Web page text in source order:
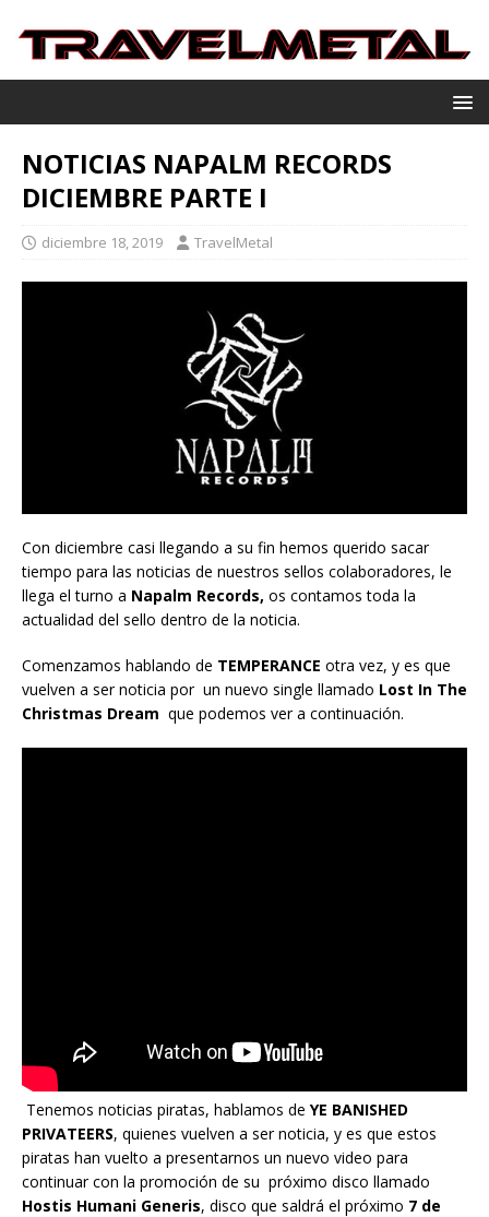
NOTICIAS NAPALM RECORDS
DICIEMBRE PARTE I
diciembre 18, 2019 TravelMetal
Con diciembre casi llegando a su fin hemos querido sacar
tiempo para las noticias de nuestros sellos colaboradores, le
llega el turno a Napalm Records, os contamos toda la
actualidad del sello dentro de la noticia.
Comenzamos hablando de TEMPERANCE otra vez, y es que
vuelven a ser noticia por un nuevo single llamado Lost In The
Christmas Dream que podemos ver a continuación.
Tenemos noticias piratas, hablamos de YE BANISHED
PRIVATEERS, quienes vuelven a ser noticia, y es que estos
piratas han vuelto a presentarnos un nuevo video para
continuar con la promoción de su próximo disco llamado
Hostis Humani Generis, disco que saldrá el próximo 7 de